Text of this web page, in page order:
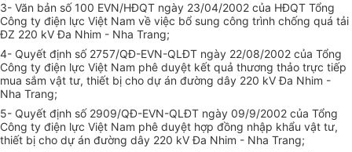
3- Văn bản số 100 EVN/HĐQT ngày 23/04/2002 của HĐQT Tổng
Công ty điện lực Việt Nam về việc bổ sung công trình chống quá tải
ĐZ 220 kV Đa Nhim - Nha Trang;
4- Quyết định số 2757/QĐ-EVN-QLĐT ngày 22/08/2002 của Tổng
Công ty điện lực Việt Nam phê duyệt kết quả thương thảo trực tiếp
mua sắm vật tư, thiết bị cho dự án đường dây 220 kV Đa Nhim -
Nha Trang;
5- Quyết định số 2909/QĐ-EVN-QLĐT ngày 09/9/2002 của Tổng
Công ty điện lực Việt Nam phê duyệt hợp đồng nhập khẩu vật tư,
thiết bị cho dự án đường dây 220 kV Đa Nhim - Nha Trang;